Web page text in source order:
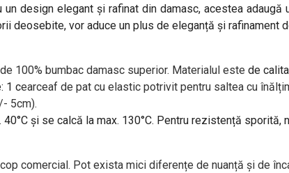
design elegant și rafinat din damasc, acestea
deosebite, vor aduce un plus de eleganță și rafinament
100% bumbac damasc superior. Materialul este de
1 cearceaf de pat cu elastic potrivit pentru saltea cu
5cm).
40°C și se calcă la max. 130°C. Pentru rezistență
comercial. Pot exista mici diferențe de nuanță și de